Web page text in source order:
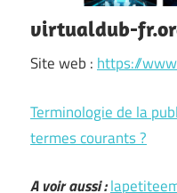
virtualdub-
Site web : https://
Terminologie de la
termes courants ?
A voir aussi :